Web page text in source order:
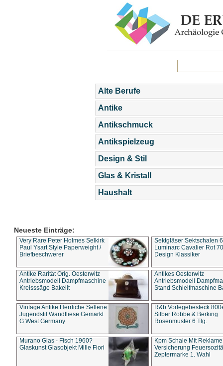
Alte Berufe
Antike
Antikschmuck
Antikspielzeug
Design & Stil
Glas & Kristall
Haushalt
Neueste Einträge:
Very Rare Peter Holmes Selkirk
Paul Ysart Style Paperweight /
Briefbeschwerer
Sektgläser Sektschalen
Luminarc Cavalier Rot
Design Klassiker
Antike Rarität Orig. Oesterwitz
Antriebsmodell Dampfmaschine
Kreisssäge Bakelit
Antikes Oesterwitz
Antriebsmodell
Stand Schleifmaschine
Vintage Antike Herrliche Seltene
Jugendstil Wandfliese Gemarkt
G West Germany
R&b Vorlegebesteck
Silber Robbe & Berking
Rosenmuster 6 Tlg.
Murano Glas - Fisch 1960?
Glaskunst Glasobjekt Mille Fiori
Kpm Schale Mit Reklame
Versicherung
Zeptermarke 1. Wahl